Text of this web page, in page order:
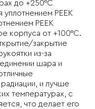
до +250°C
PEEK
PEEK
корпуса от +100°C.
закрытие
из-за
шара и
и лучше
температурах, с
что делает его